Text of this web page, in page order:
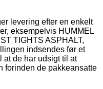
levering efter en enkelt
eksempelvis HUMMEL
TIGHTS ASPHALT,
indsendes før et
at de har udsigt til at
forinden de pakkeansatte